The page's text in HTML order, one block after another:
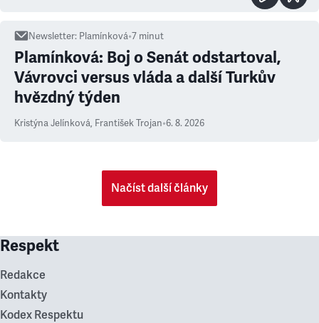
Newsletter: Plamínková•7 minut
Plamínková: Boj o Senát odstartoval,
Vávrovci versus vláda a další Turkův
hvězdný týden
Kristýna Jelínková, František Trojan•6. 8. 2026
Načíst další články
Respekt
Redakce
Kontakty
Kodex Respektu